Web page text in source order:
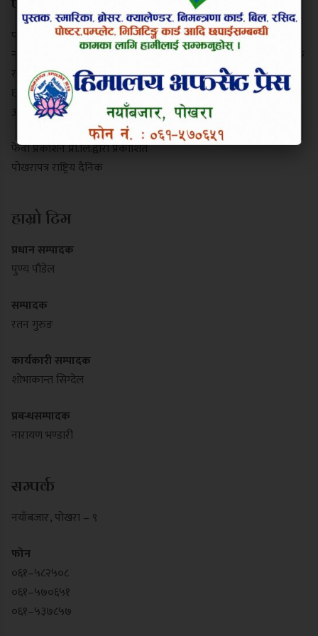
पोखरापत्र राष्ट्रिय दैनिक गण्डकी प्रदेशको एक प्रमुख समाचार माध्यम हो।
नयाँबजार, पोखरा-९ बाट प्रकाशित यो पत्रिकाले स्थानीय गतिविधि, प्रादेशिक
राजनीति, पर्यटन र राष्ट्रिय समाचार निष्पक्ष रूपमा सम्प्रेषण गर्दछ। यसले
छापा र डिजिटल पोर्टल दुवै माध्यमबाट आम नागरिकलाई सुसूचित गर्दै
आइरहेको छ।
फेवा प्रकाशन प्रा.लि.द्वारा प्रकाशित
पोखरापत्र राष्ट्रिय दैनिक
हाम्रो टिम
प्रधान सम्पादक
पुण्य पौडेल
सम्पादक
रतन गुरुङ
कार्यकारी सम्पादक
शोभाकान्त सिग्देल
प्रबन्धसम्पादक
नारायण भण्डारी
सम्पर्क
नयाँबजार , पोखरा – ९
फोन
०६१–५८२५०८
०६१–५७०६५१
०६१–५३७८५७